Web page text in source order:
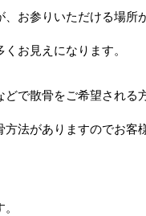
お参りいただける場所
お見えになります。
で散骨をご希望される
法がありますのでお客